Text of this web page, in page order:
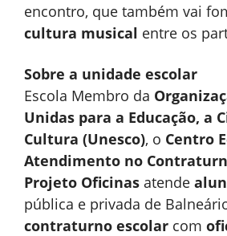
encontro, que também vai
cultura musical entre os
Sobre a unidade escolar
Escola Membro da
Unidas para a Educação, a
Cultura (Unesco), o Centro
Atendimento no
Projeto Oficinas atende
pública e privada de
contraturno escolar com